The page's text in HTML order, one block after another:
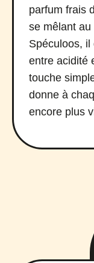
parfum frais
se mêlant
Spéculoos,
entre acidité
touche
donne à
encore plus